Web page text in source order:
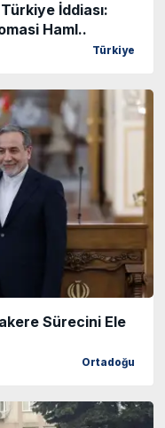
İddiası:
Haml..
Türkiye
Sürecini Ele
Ortadoğu